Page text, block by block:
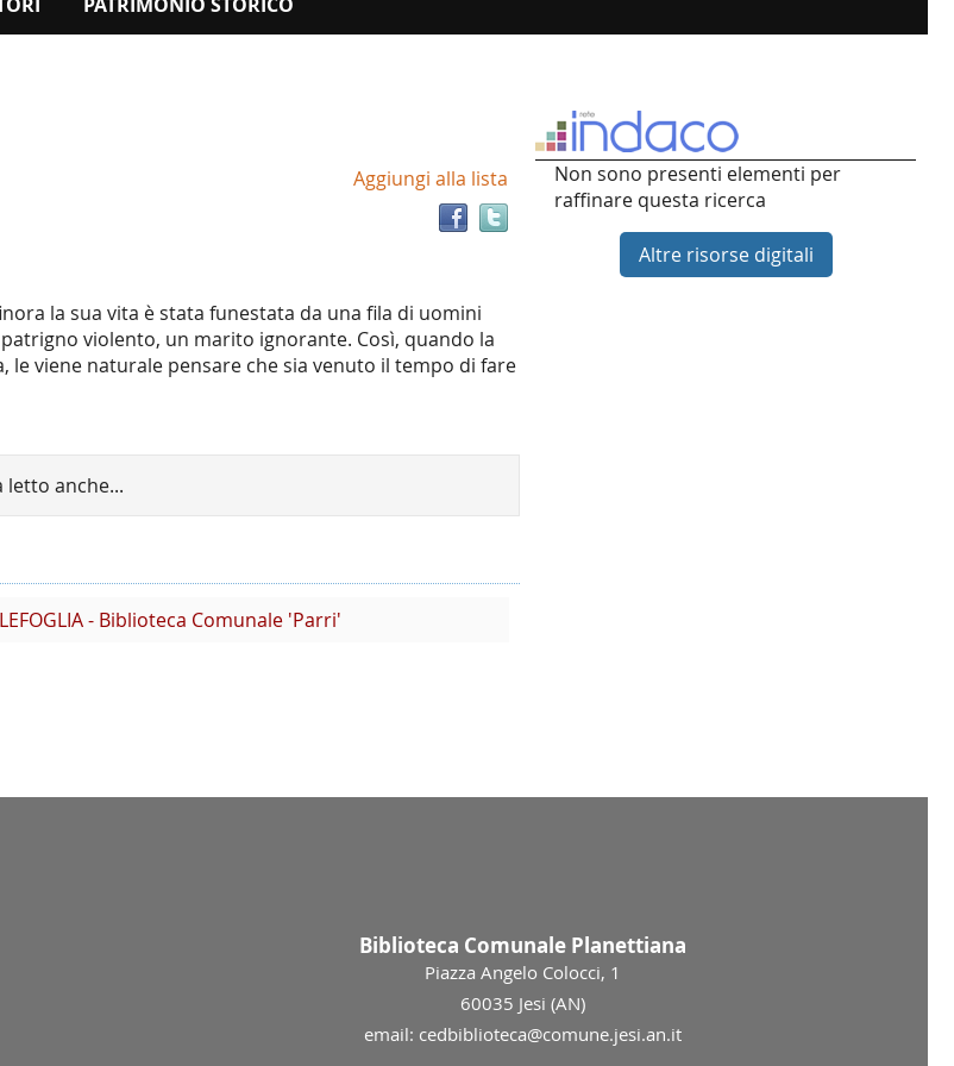
Trova
documento
Aggiungi alla lista
la sua vita è stata funestata da una fila di uomini
violento, un marito ignorante. Così, quando la
le viene naturale pensare che sia venuto il tempo di fare
letto anche...
- Biblioteca Comunale 'Parri'
Non sono presenti elementi per
raffinare questa ricerca
Altre risorse digitali
Biblioteca Comunale Planettiana
Piazza Angelo Colocci, 1
60035 Jesi (AN)
email: cedbiblioteca@comune.jesi.an.it